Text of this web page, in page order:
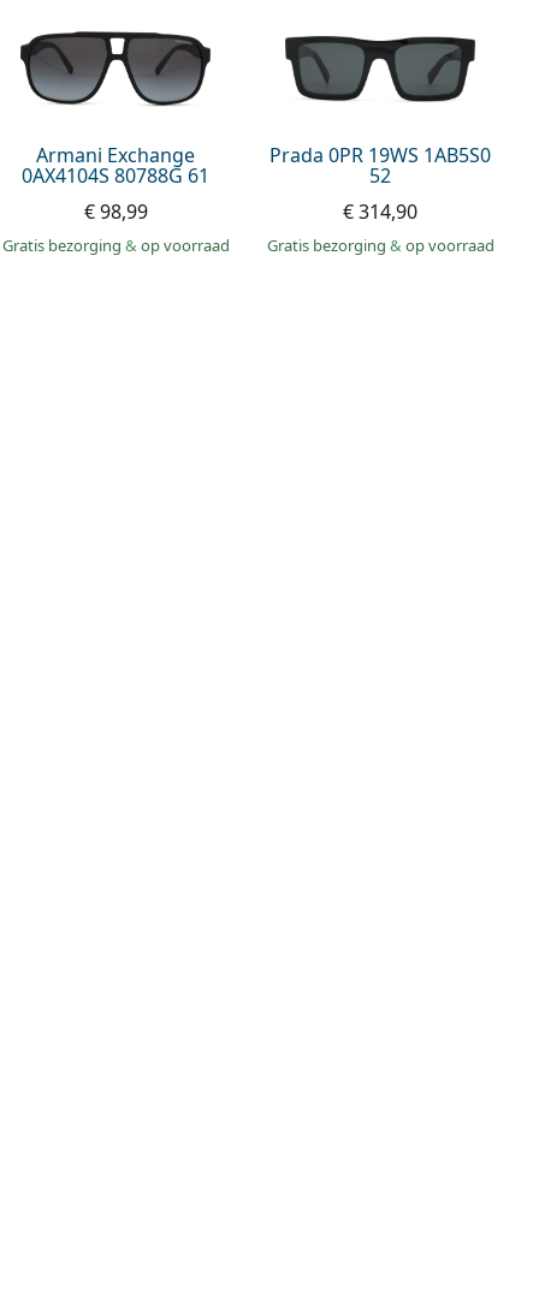
Armani Exchange
0AX4104S 80788G 61
€ 98,99
Gratis bezorging & op voorraad
Prada 0PR 19WS 1AB5S0
52
€ 314,90
Gratis bezorging & op voorraad